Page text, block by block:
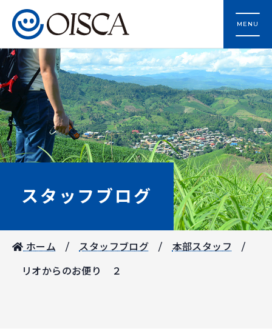
MENU
スタッフブログ
ホーム スタッフブログ 本部スタッフ
リオからのお便り ２